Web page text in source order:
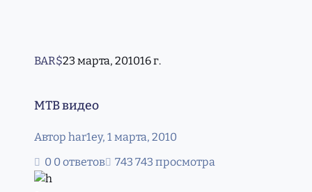
BAR$23 марта, 201016 г.
MTB видео
Автор har1ey, 1 марта, 2010
0 ответов
743 просмотра